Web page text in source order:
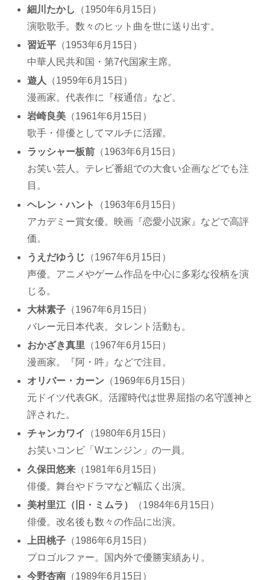
細川たかし
（1950年6月15日）
演歌歌手。数々のヒット曲を世に送り出す。
習近平 （1953年6月15日）
中華人民共和国・第7代国家主席。
遊人
（1959年6月15日）
漫画家。代表作に『桜通信』など。
岩崎良美 （1961年6月15日）
歌手・俳優としてマルチに活躍。
ラッシャー板前 （1963年6月15日）
お笑い芸人。テレビ番組での大食い企画などでも注
目。
ヘレン・ハント
（1963年6月15日）
アカデミー賞女優。映画『恋愛小説家』などで高評
価。
うえだゆうじ （1967年6月15日）
声優。アニメやゲーム作品を中心に多彩な役柄を演
じる。
大林素子 （1967年6月15日）
バレー元日本代表。タレント活動も。
おかざき真里 （1967年6月15日）
漫画家。『阿・吽』などで注目。
オリバー・カーン （1969年6月15日）
元ドイツ代表GK。活躍時代は世界屈指の名守護神と
評された。
チャンカワイ
（1980年6月15日）
お笑いコンビ「Wエンジン」の一員。
久保田悠来 （1981年6月15日）
俳優。舞台やドラマなど幅広く出演。
美村里江（旧・ミムラ）
（1984年6月15日）
俳優。改名後も数々の作品に出演。
上田桃子 （1986年6月15日）
プロゴルファー。国内外で優勝実績あり。
今野杏南 （1989年6月15日）